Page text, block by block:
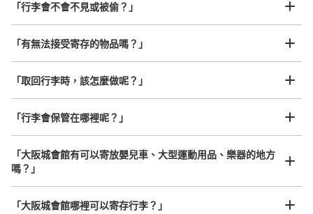
可保管的行李數
大的:6/ ¥600中等的:45/ ¥400小的:21/ ¥300
付款方式
現金
查看此投幣式儲物櫃的位置
工作人員拍完行李照片後
放下行李，愉快度過一整天！
我們與許多地點方便的車站內店舖以及24小時營業的店鋪合作。
任何尺寸的行李都OK
樂器、嬰兒車、腳踏車等，只要是1個人能搬運的行李尺寸就OK
「行李會不會不見或被偷？」
「有無法接受寄存的物品嗎？」
「取回行李時，該怎麼做呢？」
「行李會保管在哪裡呢？」
「大阪城會館有可以寄放嬰兒車、大型運動用品、樂器的地方
嗎？」
「大阪城會館哪裡可以寄存行李？」